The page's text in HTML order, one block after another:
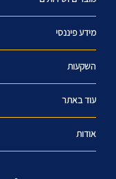
מידע פיננסי
השקעות
עוד באתר
אודות